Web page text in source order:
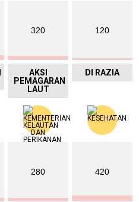
320
AKSI
PEMAGARAN
LAUT
120
DI RAZIA
280 420